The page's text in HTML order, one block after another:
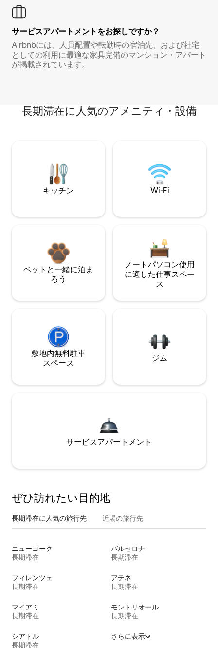
サービスアパートメントをお探しですか？
Airbnbには、人員配置や転勤時の宿泊先、および社宅
としての利用に最適な家具完備のマンション・アパート
が掲載されています。
長期滞在に人気のアメニティ・設備
キッチン Wi-Fi
ペットと一緒に泊ま
ろう
ノートパソコン使用
に適した仕事スペー
ス
敷地内無料駐⁠車
ス⁠ペ⁠ー⁠ス
ジム
サービスアパートメント
ぜひ訪⁠れ⁠た⁠い目⁠的⁠地
長期滞在に人気の旅行先 近場の旅行先
ニューヨーク
長期滞在
バルセロナ
長期滞在
フィレンツェ
長期滞在
アテネ
長期滞在
マイアミ
長期滞在
モントリオール
長期滞在
シアトル
長期滞在
さらに表示